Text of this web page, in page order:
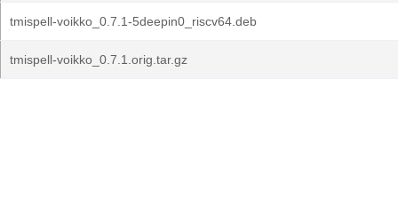
tmispell-voikko_0.7.1-5deepin0_riscv64.deb
tmispell-voikko_0.7.1.orig.tar.gz